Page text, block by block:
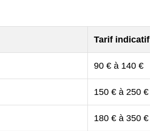
Tarif indicatif
90 € à 140 €
150 € à 250 €
180 € à 350 €